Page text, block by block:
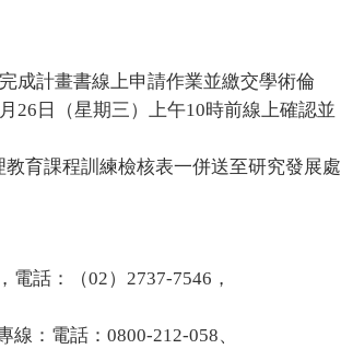
成計畫書線上申請作業並繳交學術倫
日（星期三）上午10時前線上確認並
課程訓練檢核表一併送至研究發展處
話：（02）2737-7546，
：電話：0800-212-058、